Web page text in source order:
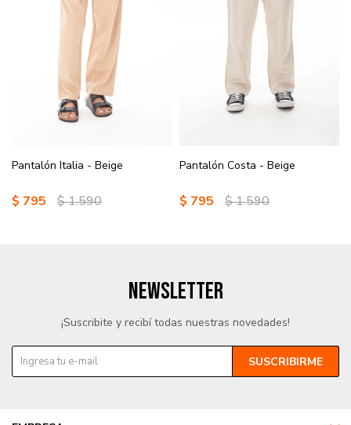
Pantalón Italia - Beige
$ 795 $1.590
Pantalón Costa - Beige
$ 795 $1.590
NEWSLETTER
¡Suscribite y recibí todas nuestras novedades!
SUSCRIBIRME